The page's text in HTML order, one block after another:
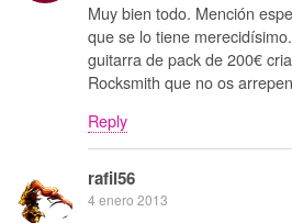
Muy bien todo. Mención
que se lo tiene
guitarra de pack de 200€
Rocksmith que no os
Reply
rafil56
4 enero 2013